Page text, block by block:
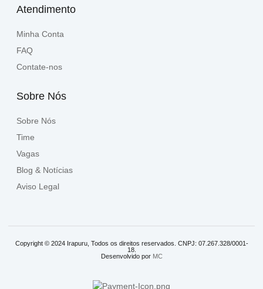
Atendimento
Minha Conta
FAQ
Contate-nos
Sobre Nós
Sobre Nós
Time
Vagas
Blog & Notícias
Aviso Legal
Copyright © 2024 Irapuru, Todos os direitos reservados. CNPJ: 07.267.328/0001-
18.
Desenvolvido por MC